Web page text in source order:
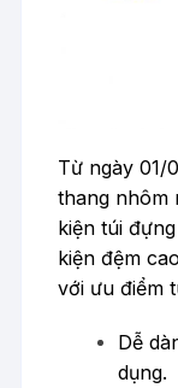
Từ ngày 01/
thang nhôm
kiện túi
kiện đệm
với ưu điểm
Dễ
dụng.